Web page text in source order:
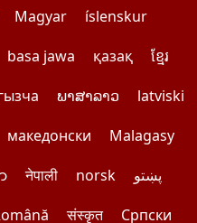
Magyar
íslenskur
basa jawa қазақ
ខ្មែរ
ພາສາລາວ
latviski
македонски
Malagasy
नेपाली norsk
پښتو
संस्कृत Српски